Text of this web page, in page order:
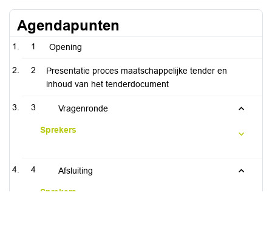
Agendapunten
1 Opening
2
Presentatie proces maatschappelijke tender en
inhoud van het tenderdocument
3 Vragenronde
Sprekers
4 Afsluiting
Sprekers